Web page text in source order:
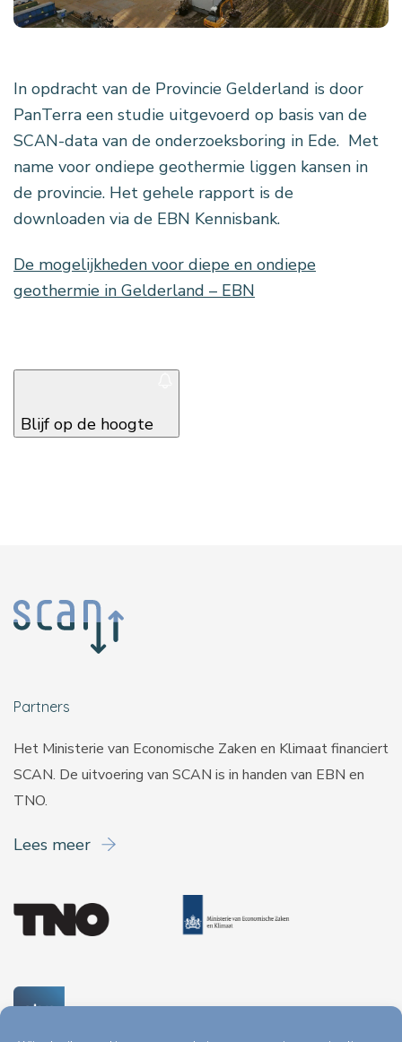
In opdracht van de Provincie Gelderland is door
PanTerra een studie uitgevoerd op basis van de
SCAN-data van de onderzoeksboring in Ede. Met
name voor ondiepe geothermie liggen kansen in
de provincie. Het gehele rapport is de
downloaden via de EBN Kennisbank.
De mogelijkheden voor diepe en ondiepe
geothermie in Gelderland – EBN
Blijf op de hoogte
Partners
Het Ministerie van Economische Zaken en Klimaat financiert
SCAN. De uitvoering van SCAN is in handen van EBN en
TNO.
Lees meer